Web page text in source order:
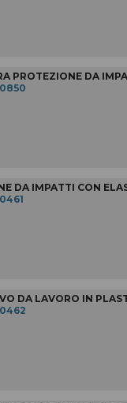
PROTEZIONE DA
DA IMPATTI CON
DA LAVORO IN